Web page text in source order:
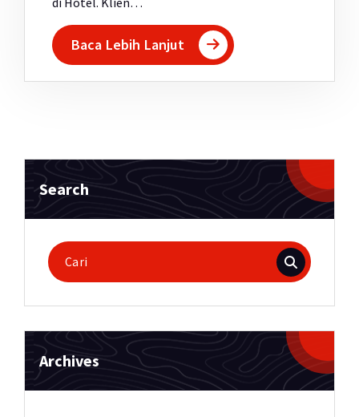
Baca Lebih Lanjut
Search
Pencarian
untuk:
Archives